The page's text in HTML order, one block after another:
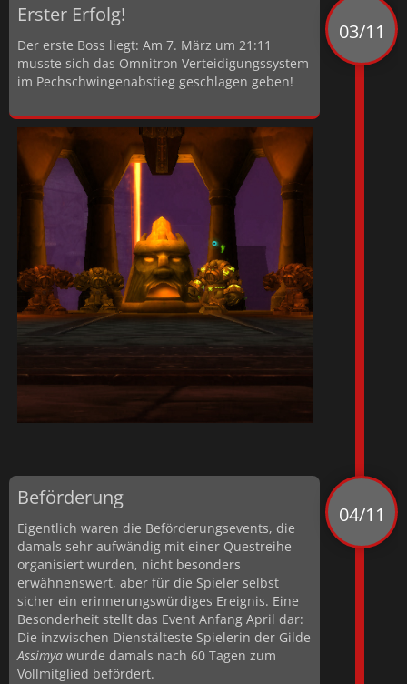
Erster Erfolg!
Der erste Boss liegt: Am 7. März um 21:11
musste sich das Omnitron Verteidigungssystem
im Pechschwingenabstieg geschlagen geben!
03/11
Beförderung
Eigentlich waren die Beförderungsevents, die
damals sehr aufwändig mit einer Questreihe
organisiert wurden, nicht besonders
erwähnenswert, aber für die Spieler selbst
sicher ein erinnerungswürdiges Ereignis. Eine
Besonderheit stellt das Event Anfang April dar:
Die inzwischen Dienstälteste Spielerin der Gilde
Assimyawurde damals nach 60 Tagen zum
Vollmitglied befördert.
04/11